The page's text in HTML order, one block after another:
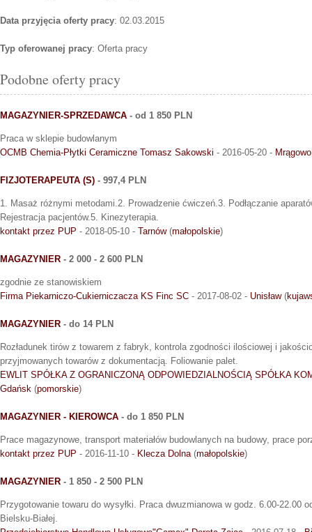
Data przyjęcia oferty pracy: 02.03.2015
Typ oferowanej pracy: Oferta pracy
Podobne oferty pracy
MAGAZYNIER-SPRZEDAWCA - od 1 850 PLN
Praca w sklepie budowlanym
OCMB Chemia-Płytki Ceramiczne Tomasz Sakowski - 2016-05-20 - Mrągowo
FIZJOTERAPEUTA (S) - 997,4 PLN
1. Masaż różnymi metodami.2. Prowadzenie ćwiczeń.3. Podłączanie
Rejestracja pacjentów.5. Kinezyterapia.
kontakt przez PUP - 2018-05-10 - Tarnów(małopolskie)
MAGAZYNIER - 2 000 - 2 600 PLN
zgodnie ze stanowiskiem
Firma Piekarniczo-Cukierniczacza KS Finc SC - 2017-08-02 - Unisław(
MAGAZYNIER - do 14 PLN
Rozładunek tirów z towarem z fabryk, kontrola zgodności ilościowej i
przyjmowanych towarów z dokumentacją. Foliowanie palet.
EWLIT SPÓŁKA Z OGRANICZONĄ ODPOWIEDZIALNOŚCIĄ SPÓŁKA
Gdańsk (pomorskie)
MAGAZYNIER - KIEROWCA - do 1 850 PLN
Prace magazynowe, transport materiałów budowlanych na budowy, prace
kontakt przez PUP - 2016-11-10 - Klecza Dolna (małopolskie)
MAGAZYNIER - 1 850 - 2 500 PLN
Przygotowanie towaru do wysyłki. Praca dwuzmianowa w godz. 6.00-22.00
Bielsku-Białej.